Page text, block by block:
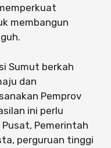
membangun
Sumut berkah
dan
Pemprov
ini perlu
Pemerintah
perguruan tinggi